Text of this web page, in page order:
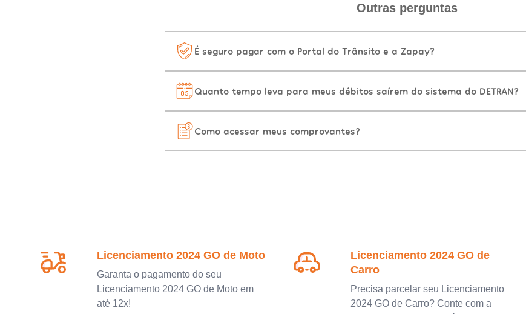
Outras perguntas
É seguro pagar com o Portal do Trânsito e a Zapay?
Quanto tempo leva para meus débitos saírem do sistema do DETRAN?
Como acessar meus comprovantes?
Licenciamento 2024 GO de Moto
Garanta o pagamento do seu
Licenciamento 2024 GO de Moto em
até 12x!
Licenciamento 2024 GO de
Carro
Precisa parcelar seu Licenciamento
2024 GO de Carro? Conte com a